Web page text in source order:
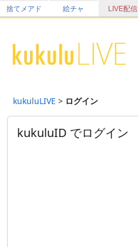
捨てメアド 絵チャ LIVE配信
kukuluLIVE > ログイン
kukuluID でログイン